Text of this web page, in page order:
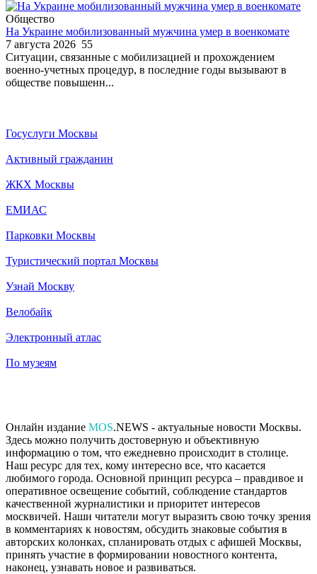
Общество
На Украине мобилизованный мужчина умер в военкомате
7 августа 2026 55
Ситуации, связанные с мобилизацией и прохождением
военно-учетных процедур, в последние годы вызывают в
обществе повышенн...
Госуслуги Москвы
Активный гражданин
ЖКХ Москвы
ЕМИАС
Парковки Москвы
Туристический портал Москвы
Узнай Москву
Велобайк
Электронный атлас
По музеям
Онлайн издание MOS.NEWS - актуальные новости Москвы.
Здесь можно получить достоверную и объективную
информацию о том, что ежедневно происходит в столице.
Наш ресурс для тех, кому интересно все, что касается
любимого города. Основной принцип ресурса – правдивое и
оперативное освещение событий, соблюдение стандартов
качественной журналистики и приоритет интересов
москвичей. Наши читатели могут выразить свою точку зрения
в комментариях к новостям, обсудить знаковые события в
авторских колонках, спланировать отдых с афишей Москвы,
принять участие в формировании новостного контента,
наконец, узнавать новое и развиваться.